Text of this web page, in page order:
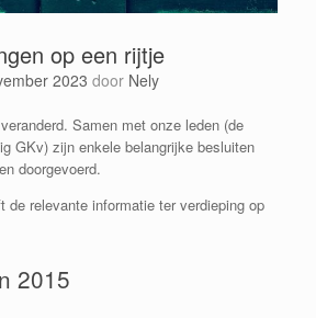
op een rijtje
2023 door Nely
Samen met onze leden (de
GKv) zijn enkele belangrijke besluiten
doorgevoerd.
de relevante informatie ter verdieping op
2015